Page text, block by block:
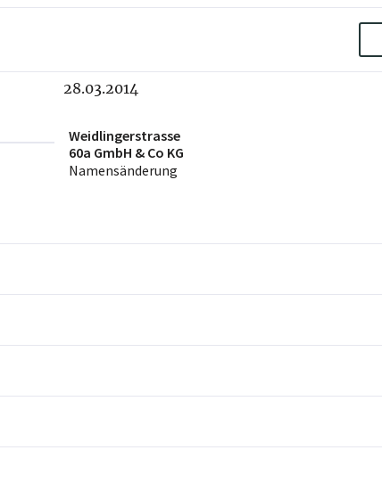
28.03.2014
Weidlingerstrasse
60a GmbH & Co KG
Namensänderung